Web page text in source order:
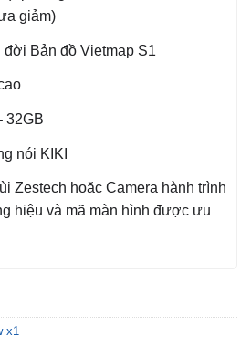
giảm)
đời Bản đồ Vietmap S1
32GB
nói KIKI
Zestech hoặc Camera hành trình
hiệu và mã màn hình được ưu
x1